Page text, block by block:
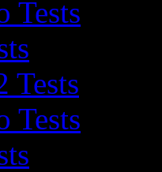
Tests
Tests
Tests